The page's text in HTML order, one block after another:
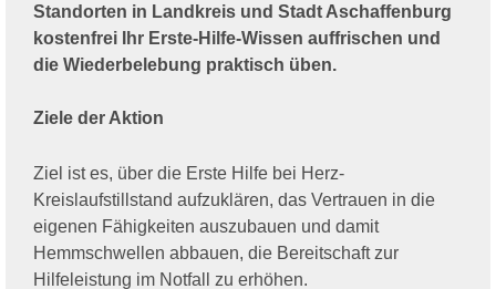
Standorten in Landkreis und Stadt Aschaffenburg
kostenfrei Ihr Erste-Hilfe-Wissen auffrischen und
die Wiederbelebung praktisch üben.
Ziele der Aktion
Ziel ist es, über die Erste Hilfe bei Herz-
Kreislaufstillstand aufzuklären, das Vertrauen in die
eigenen Fähigkeiten auszubauen und damit
Hemmschwellen abbauen, die Bereitschaft zur
Hilfeleistung im Notfall zu erhöhen.